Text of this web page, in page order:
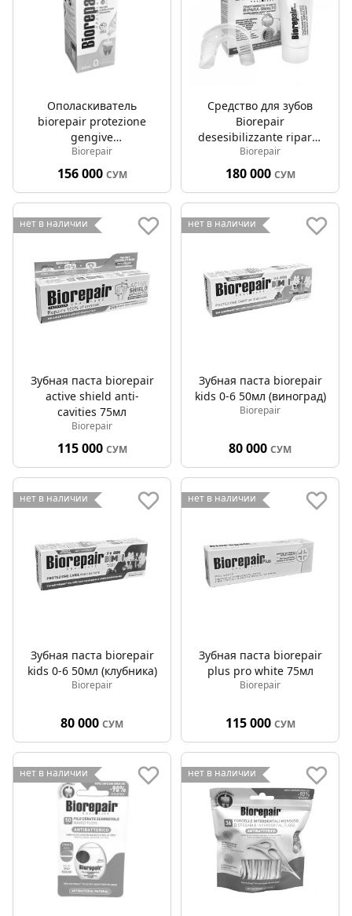
Ополаскиватель
biorepair protezione
gengive
профессиональная
защита и
Biorepair
156 000 СУМ
Средство для зубов
Biorepair
desesibilizzante ripara-
smalto 50мл
Biorepair
180 000 СУМ
нет в наличии
Зубная паста biorepair
active shield anti-
cavities 75мл
Biorepair
115 000 СУМ
нет в наличии
Зубная паста biorepair
kids 0-6 50мл (виноград)
Biorepair
80 000 СУМ
нет в наличии
Зубная паста biorepair
kids 0-6 50мл (клубника)
Biorepair
80 000 СУМ
нет в наличии
Зубная паста biorepair
plus pro white 75мл
Biorepair
115 000 СУМ
нет в наличии нет в наличии